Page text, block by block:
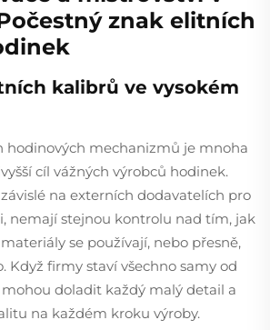
znak elitních
kalibrů ve vysokém
hodinových mechanizmů je mnoha
cíl vážných výrobců hodinek.
na externích dodavatelích pro
nemají stejnou kontrolu nad tím, jak
se používají, nebo přesně,
Když firmy staví všechno samy od
doladit každý malý detail a
na každém kroku výroby.